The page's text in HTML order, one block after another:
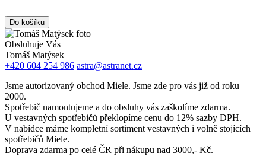
Obsluhuje Vás
Tomáš Matýsek
+420 604 254 986 astra@astranet.cz
Jsme autorizovaný obchod Miele. Jsme zde pro vás již od roku
2000.
Spotřebič namontujeme a do obsluhy vás zaškolíme zdarma.
U vestavných spotřebičů překlopíme cenu do 12% sazby DPH.
V nabídce máme kompletní sortiment vestavných i volně stojících
spotřebičů Miele.
Doprava zdarma po celé ČR při nákupu nad 3000,- Kč.